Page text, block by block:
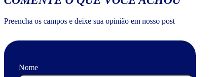
Preencha os campos e deixe sua opinião em nosso post
Nome